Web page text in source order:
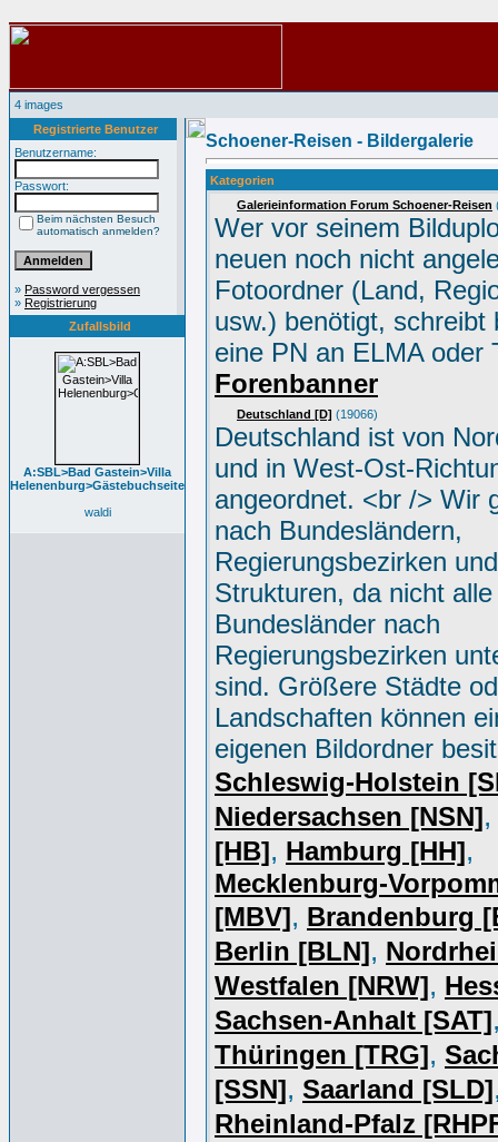
4 images
Registrierte Benutzer
Benutzername:
Passwort:
Beim nächsten Besuch
automatisch anmelden?
» Password vergessen
» Registrierung
Zufallsbild
A:SBL>Bad Gastein>Villa
Helenenburg>Gästebuchseite
waldi
Schoener-Reisen - Bildergalerie
Kategorien
Galerieinformation Forum Schoener-Reisen
Wer vor seinem
neuen noch nicht
Fotoordner (Land,
usw.) benötigt, schreibt
eine PN an ELMA oder
Forenbanner
Deutschland [D] (19066)
Deutschland ist von
und in West-Ost-
angeordnet. <br /> Wir
nach Bundesländern,
Regierungsbezirken
Strukturen, da nicht alle
Bundesländer nach
Regierungsbezirken
sind. Größere Städte
Landschaften können
eigenen Bildordner
Schleswig-Holstein
Niedersachsen [NSN],
[HB], Hamburg [HH],
Mecklenburg-
[MBV], Brandenburg
Berlin [BLN],
Westfalen [NRW],
Sachsen-Anhalt [SAT]
Thüringen [TRG],
[SSN], Saarland [SLD]
Rheinland-Pfalz